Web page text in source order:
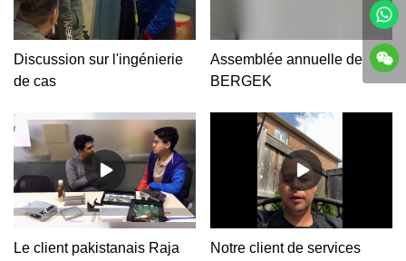
Discussion sur l'ingénierie
de cas
Assemblée annuelle de
BERGEK
Le client pakistanais Raja
Notre client de services